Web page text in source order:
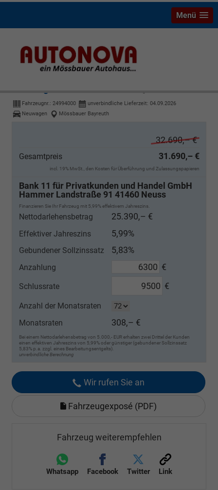
Menü
Fahrzeugnr.: 24994000 unverbindliche Lieferzeit: 04.09.2026
Neuwagen
Mössbauer Bayreuth
32.690,– €
Gesamtpreis 31.690,– €
incl. 19% MwSt., den Kosten für Überführung und Zulassungspapieren
Bank 11 für Privatkunden und Handel GmbH
Hammer Landstraße 91 41460 Neuss
Finanzieren Sie Ihr Fahrzeug mit 5,99% effektivem Jahreszins.
Nettodarlehensbetrag 25.390,– €
Effektiver Jahreszins 5,99%
Gebundener Sollzinssatz 5,83%
Anzahlung €
Schlussrate €
Anzahl der Monatsraten
Monatsraten
308,– €
Bei einem Nettodarlehensbetrag von 5.000,- EUR erhalten zwei Drittel der Kunden
einen effektiven Jahreszins von 5,99% oder günstiger (gebundener Sollzinssatz
5,83% p.a. zzgl. eines Bearbeitungsentgelts).
unverbindliche Berechnung
Wir rufen Sie an
Fahrzeugexposé (PDF)
Fahrzeug weiterempfehlen
Whatsapp Facebook Twitter Link